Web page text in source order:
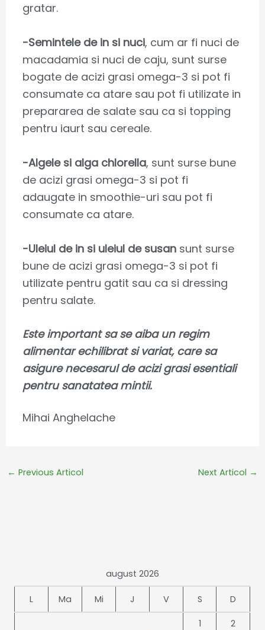
gratar.
-Semintele de in si nuci, cum ar fi nuci de
macadamia si nuci de caju, sunt surse
bogate de acizi grasi omega-3 si pot fi
consumate ca atare sau pot fi utilizate in
prepararea de salate sau ca si topping
pentru iaurt sau cereale.
-Algele si alga chlorella, sunt surse bune
de acizi grasi omega-3 si pot fi
adaugate in smoothie-uri sau pot fi
consumate ca atare.
-Uleiul de in si uleiul de susansunt surse
bune de acizi grasi omega-3 si pot fi
utilizate pentru gatit sau ca si dressing
pentru salate.
Este important sa se aiba un regim
alimentar echilibrat si variat, care sa
asigure necesarul de acizi grasi esentiali
pentru sanatatea mintii.
Mihai Anghelache
← Previous Articol Next Articol →
august 2026
L Ma Mi J V S D
1
2